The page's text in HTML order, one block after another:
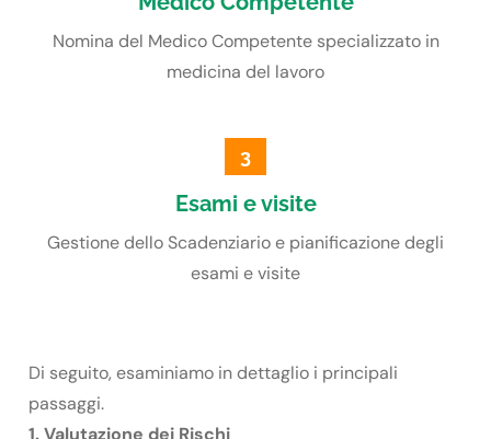
Nomina del Medico Competente specializzato in
medicina del lavoro
3
Esami e visite
Gestione dello Scadenziario e pianificazione degli
esami e visite
Di seguito, esaminiamo in dettaglio i principali
passaggi.
1. Valutazione dei Rischi